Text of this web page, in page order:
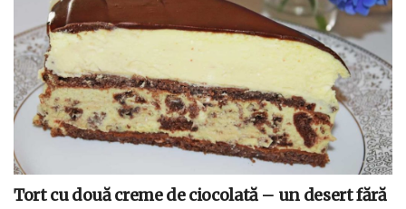
Tort cu două creme de ciocolată – un desert fără